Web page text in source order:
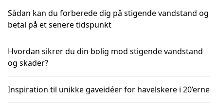
Sådan kan du forberede dig på stigende vandstand og
betal på et senere tidspunkt
Hvordan sikrer du din bolig mod stigende vandstand
og skader?
Inspiration til unikke gaveidéer for havelskere i 20’erne